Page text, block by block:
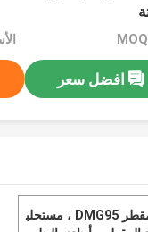
افضل سعر
أحادي الجليسريد المقطر DMG95 ، مستحلب